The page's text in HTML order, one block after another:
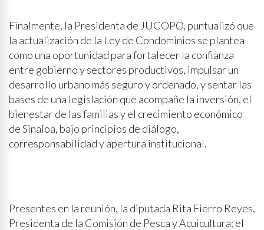
Finalmente, la Presidenta de JUCOPO, puntualizó que
la actualización de la Ley de Condominios se plantea
como una oportunidad para fortalecer la confianza
entre gobierno y sectores productivos, impulsar un
desarrollo urbano más seguro y ordenado, y sentar las
bases de una legislación que acompañe la inversión, el
bienestar de las familias y el crecimiento económico
de Sinaloa, bajo principios de diálogo,
corresponsabilidad y apertura institucional.
Presentes en la reunión, la diputada Rita Fierro Reyes,
Presidenta de la Comisión de Pesca y Acuicultura; el